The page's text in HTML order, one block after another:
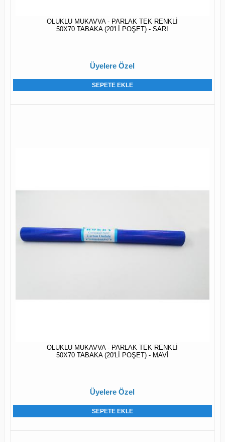
OLUKLU MUKAVVA - PARLAK TEK RENKLİ
50X70 TABAKA (20'Lİ POŞET) - SARI
Üyelere Özel
SEPETE EKLE
OLUKLU MUKAVVA - PARLAK TEK RENKLİ
50X70 TABAKA (20'Lİ POŞET) - MAVİ
Üyelere Özel
SEPETE EKLE